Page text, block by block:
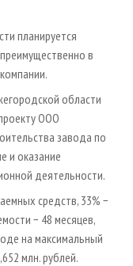
планируется
в
области
ООО
завода по
и оказание
деятельности.
средств, 33% −
− 48 месяцев,
на максимальный
млн. рублей.